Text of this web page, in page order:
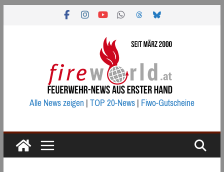
Alle News zeigen|TOP 20-News|Fiwo-Gutscheine